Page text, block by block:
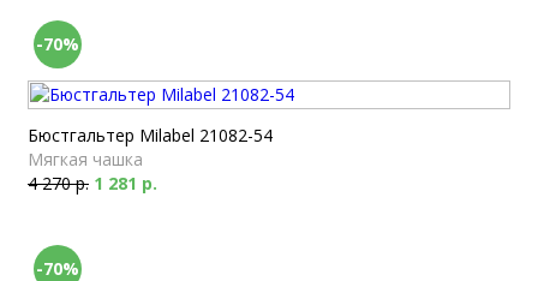
-70%
Бюстгальтер Milabel 21082-54
Мягкая чашка
4 270 р. 1 281 р.
-70%